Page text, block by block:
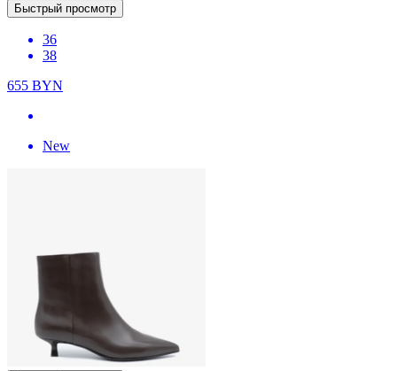
Быстрый просмотр
36
38
655 BYN
New